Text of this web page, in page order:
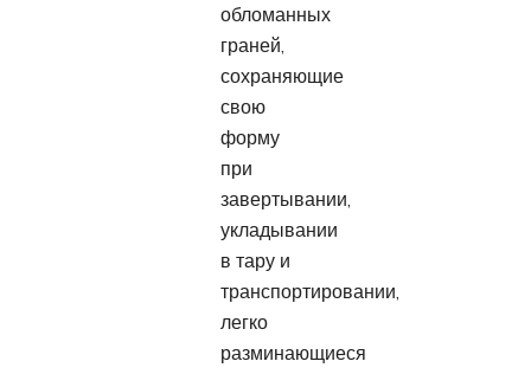
обломанных
граней,
сохраняющие
свою
форму
при
завертывании,
укладывании
в тару и
транспортировании,
легко
разминающиеся